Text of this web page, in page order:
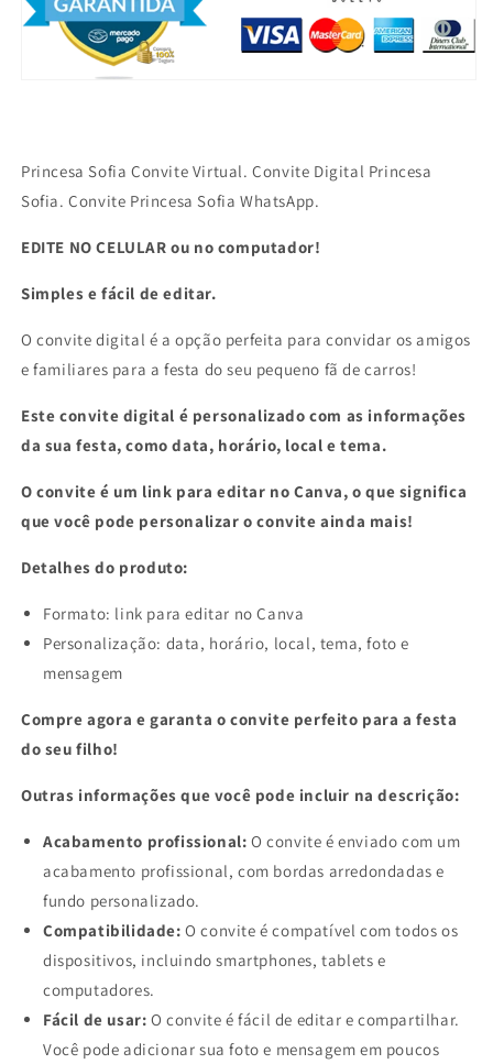
Princesa
Sofia
WhatsApp.
Princesa
Sofia
WhatsApp.
Princesa Sofia Convite Virtual. Convite Digital Princesa
Sofia. Convite Princesa Sofia WhatsApp.
EDITE NO CELULAR ou no computador!
Simples e fácil de editar.
O convite digital é a opção perfeita para convidar os amigos
e familiares para a festa do seu pequeno fã de carros!
Este convite digital é personalizado com as informações
da sua festa, como data, horário, local e tema.
O convite é um link para editar no Canva, o que significa
que você pode personalizar o convite ainda mais!
Detalhes do produto:
Formato: link para editar no Canva
Personalização: data, horário, local, tema, foto e
mensagem
Compre agora e garanta o convite perfeito para a festa
do seu filho!
Outras informações que você pode incluir na descrição:
Acabamento profissional: O convite é enviado com um
acabamento profissional, com bordas arredondadas e
fundo personalizado.
Compatibilidade: O convite é compatível com todos os
dispositivos, incluindo smartphones, tablets e
computadores.
Fácil de usar: O convite é fácil de editar e compartilhar.
Você pode adicionar sua foto e mensagem em poucos